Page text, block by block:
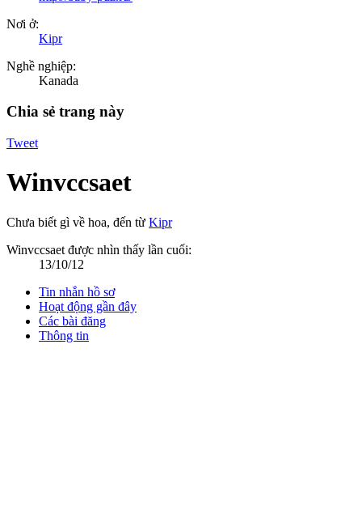
Nơi ở:
Kipr
Nghề nghiệp:
Kanada
Chia sẻ trang này
Tweet
Winvccsaet
Chưa biết gì về hoa, đến từ Kipr
Winvccsaet được nhìn thấy lần cuối:
13/10/12
Tin nhắn hồ sơ
Hoạt động gần đây
Các bài đăng
Thông tin